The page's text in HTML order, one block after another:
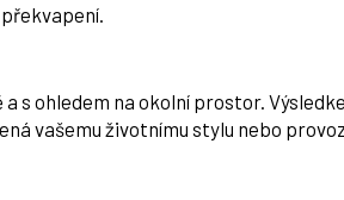
s ohledem na okolní prostor.
vašemu životnímu stylu nebo